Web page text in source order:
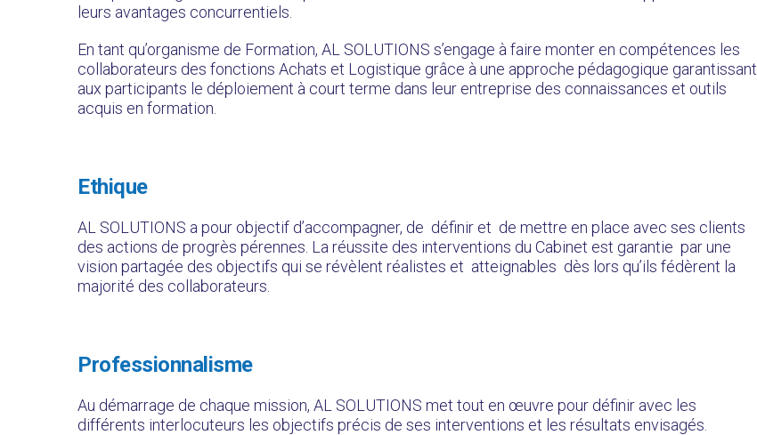
leurs avantages concurrentiels.
En tant qu’organisme de Formation, AL SOLUTIONS s’engage à faire monter en compétences les
collaborateurs des fonctions Achats et Logistique grâce à une approche pédagogique garantissant
aux participants le déploiement à court terme dans leur entreprise des connaissances et outils
acquis en formation.
Ethique
AL SOLUTIONS a pour objectif d’accompagner, de définir et de mettre en place avec ses clients
des actions de progrès pérennes. La réussite des interventions du Cabinet est garantie par une
vision partagée des objectifs qui se révèlent réalistes et atteignables dès lors qu’ils fédèrent la
majorité des collaborateurs.
Professionnalisme
Au démarrage de chaque mission, AL SOLUTIONS met tout en œuvre pour définir avec les
différents interlocuteurs les objectifs précis de ses interventions et les résultats envisagés.